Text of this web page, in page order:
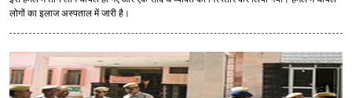
लोगों का इलाज अस्पताल में जारी है।